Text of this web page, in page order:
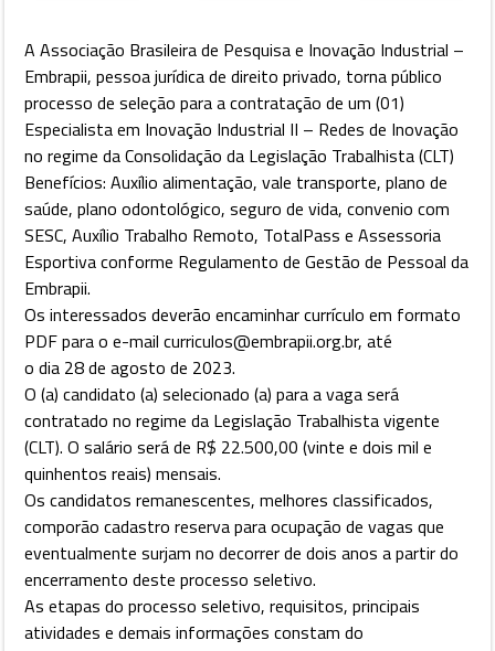
A Associação Brasileira de Pesquisa e Inovação Industrial –
Embrapii, pessoa jurídica de direito privado, torna público
processo de seleção para a contratação de um (01)
Especialista em Inovação Industrial II – Redes de Inovação
no regime da Consolidação da Legislação Trabalhista (CLT)
Benefícios: Auxílio alimentação, vale transporte, plano de
saúde, plano odontológico, seguro de vida, convenio com
SESC, Auxílio Trabalho Remoto, TotalPass e Assessoria
Esportiva conforme Regulamento de Gestão de Pessoal da
Embrapii.
Os interessados deverão encaminhar currículo em formato
PDF para o e-mail curriculos@embrapii.org.br, até
o dia 28 de agosto de 2023.
O (a) candidato (a) selecionado (a) para a vaga será
contratado no regime da Legislação Trabalhista vigente
(CLT). O salário será de R$ 22.500,00 (vinte e dois mil e
quinhentos reais) mensais.
Os candidatos remanescentes, melhores classificados,
comporão cadastro reserva para ocupação de vagas que
eventualmente surjam no decorrer de dois anos a partir do
encerramento deste processo seletivo.
As etapas do processo seletivo, requisitos, principais
atividades e demais informações constam do